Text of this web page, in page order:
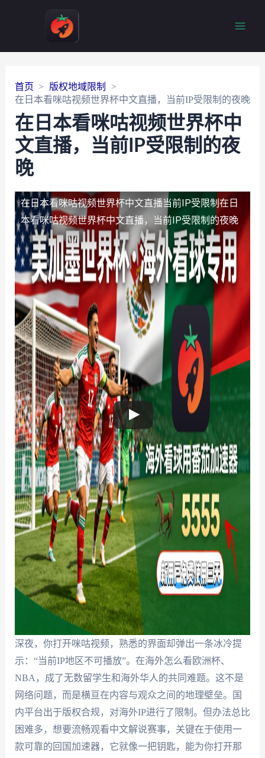
首页
版权地域限制
在日本看咪咕视频世界杯中文直播，当前IP受限制的夜晚
在日本看咪咕视频世界杯中
文直播，当前IP受限制的夜
晚
在日本看咪咕视频世界杯中文直播当前IP受限制 在日
本看咪咕视频世界杯中文直播，当前IP受限制的夜晚
深夜，你打开咪咕视频，熟悉的界面却弹出一条冰冷提
示：“当前IP地区不可播放”。在海外怎么看欧洲杯、
NBA，成了无数留学生和海外华人的共同难题。这不是
网络问题，而是横亘在内容与观众之间的地理壁垒。国
内平台出于版权合规，对海外IP进行了限制。但办法总比
困难多，想要流畅观看中文解说赛事，关键在于使用一
款可靠的回国加速器，它就像一把钥匙，能为你打开那